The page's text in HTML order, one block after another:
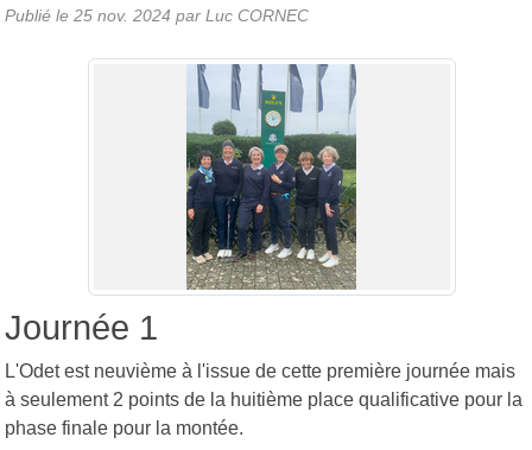
Publié le 25 nov. 2024 par Luc CORNEC
Journée 1
L'Odet est neuvième à l'issue de cette première journée mais
à seulement 2 points de la huitième place qualificative pour la
phase finale pour la montée.